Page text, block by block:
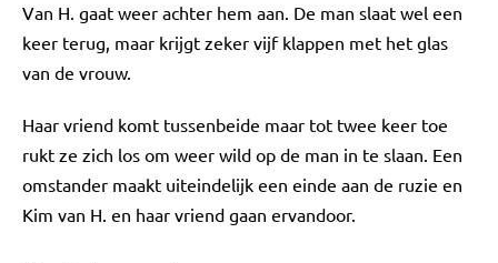
Van H. gaat weer achter hem aan. De man slaat wel een
keer terug, maar krijgt zeker vijf klappen met het glas
van de vrouw.
Haar vriend komt tussenbeide maar tot twee keer toe
rukt ze zich los om weer wild op de man in te slaan. Een
omstander maakt uiteindelijk een einde aan de ruzie en
Kim van H. en haar vriend gaan ervandoor.